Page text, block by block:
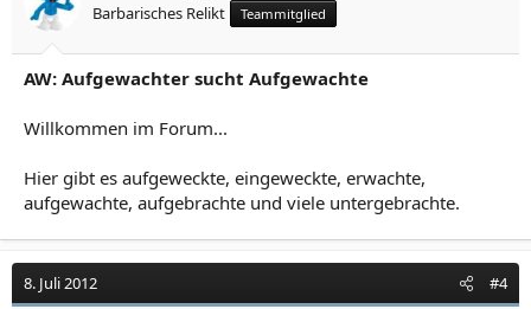
Barbarisches Relikt Teammitglied
AW: Aufgewachter sucht Aufgewachte
Willkommen im Forum...
Hier gibt es aufgeweckte, eingeweckte, erwachte,
aufgewachte, aufgebrachte und viele untergebrachte.
8. Juli 2012 #4